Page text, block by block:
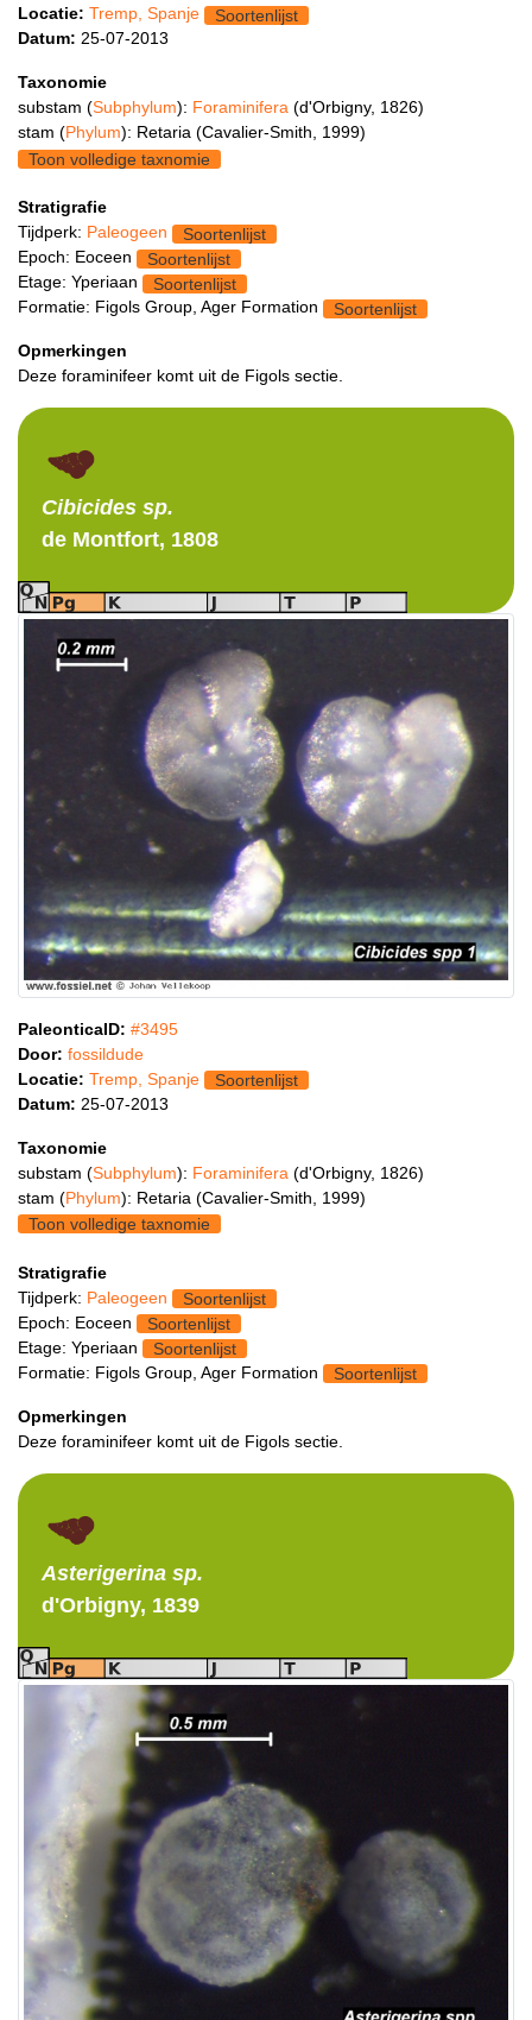
Locatie: Tremp, Spanje
Soortenlijst
Datum: 25-07-2013
Taxonomie
substam (Subphylum): Foraminifera (d'Orbigny, 1826)
stam (Phylum): Retaria (Cavalier-Smith, 1999)
Toon volledige taxnomie
Stratigrafie
Tijdperk: Paleogeen
Soortenlijst
Epoch: Eoceen
Soortenlijst
Etage: Yperiaan
Soortenlijst
Formatie: Figols Group, Ager Formation
Soortenlijst
Opmerkingen
Deze foraminifeer komt uit de Figols sectie.
Cibicides sp.
de Montfort, 1808
PaleonticaID: #3495
Door: fossildude
Locatie: Tremp, Spanje
Soortenlijst
Datum: 25-07-2013
Taxonomie
substam (Subphylum): Foraminifera (d'Orbigny, 1826)
stam (Phylum): Retaria (Cavalier-Smith, 1999)
Toon volledige taxnomie
Stratigrafie
Tijdperk: Paleogeen
Soortenlijst
Epoch: Eoceen
Soortenlijst
Etage: Yperiaan
Soortenlijst
Formatie: Figols Group, Ager Formation
Soortenlijst
Opmerkingen
Deze foraminifeer komt uit de Figols sectie.
Asterigerina sp.
d'Orbigny, 1839